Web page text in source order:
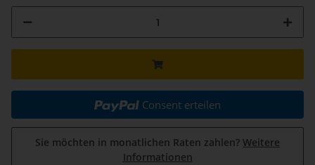
Consent erteilen
Sie möchten in monatlichen Raten zahlen? Weitere
Informationen